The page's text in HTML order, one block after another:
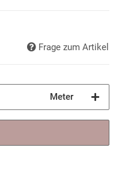
Frage zum Artikel
Meter